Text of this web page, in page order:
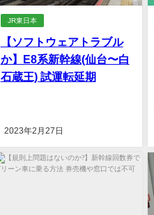
JR東日本
【ソフトウェアトラブル
か】E8系新幹線(仙台〜白
石蔵王) 試運転延期
2023年2月27日